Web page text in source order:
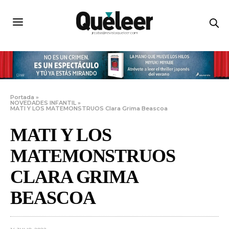
Portada »
NOVEDADES INFANTIL »
MATI Y LOS MATEMONSTRUOS Clara Grima Beascoa
MATI Y LOS
MATEMONSTRUOS
CLARA GRIMA
BEASCOA